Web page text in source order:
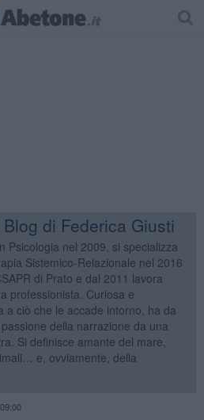
di Federica Giusti
Psicologia nel 2009, si specializza
Sistemico-Relazionale nel 2016
di Prato e dal 2011 lavora
professionista. Curiosa e
a ciò che le accade intorno, ha da
della narrazione da una
Si definisce amante del mare,
e, ovviamente, della